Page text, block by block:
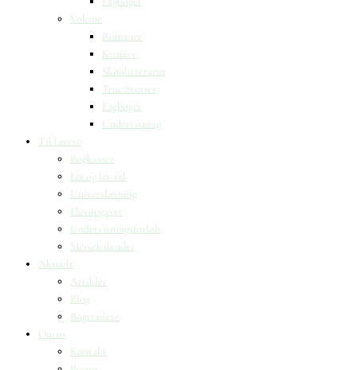
Voksne
Romance
Krimier
Skønlitteratur
True Stories
Fagbøger
Undervisning
Til lærere
Bogkasser
Lix og let-tal
Universlæsning
Elevopgaver
Undervisningsforløb
Messekalender
Aktuelt
Artikler
Blog
Bogtrailere
Om os
Kontakt